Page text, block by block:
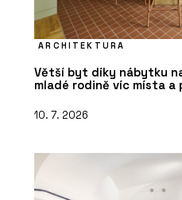
ARCHITEKTURA
Větší byt díky nábytku
mladé rodině víc místa a
10. 7. 2026